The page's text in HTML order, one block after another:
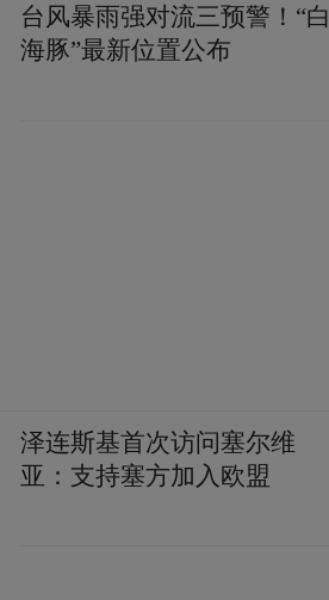
台风暴雨强对流三预警！“白
海豚”最新位置公布
泽连斯基首次访问塞尔维
亚：支持塞方加入欧盟